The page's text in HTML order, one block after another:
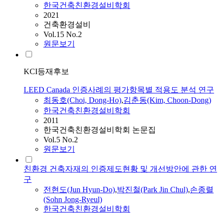
한국건축친환경설비학회
2021
건축환경설비
Vol.15 No.2
원문보기
KCI등재후보
LEED Canada 인증사례의 평가항목별 적용도 분석 연구
최동호(Choi, Dong-Ho),김춘동(Kim, Choon-Dong)
한국건축친환경설비학회
2011
한국건축친환경설비학회 논문집
Vol.5 No.2
원문보기
친환경 건축자재의 인증제도현황 및 개선방안에 관한 연
구
전현도(Jun Hyun-Do),박진철(Park Jin Chul),손종렬
(Sohn Jong-Ryeul)
한국건축친환경설비학회